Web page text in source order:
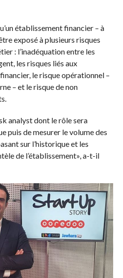
établissement financier – à
exposé à plusieurs risques
: l’inadéquation entre les
les risques liés aux
le risque opérationnel –
– et le risque de non
analyst dont le rôle sera
puis de mesurer le volume des
sur l’historique et les
de l’établissement», a-t-il